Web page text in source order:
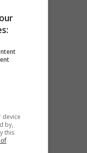
device
by,
this
of